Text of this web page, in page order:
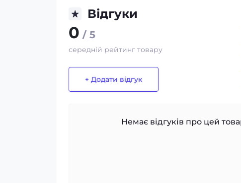
Відгуки
0 / 5
середній рейтинг товару
+ Додати відгук
Немає відгуків про цей